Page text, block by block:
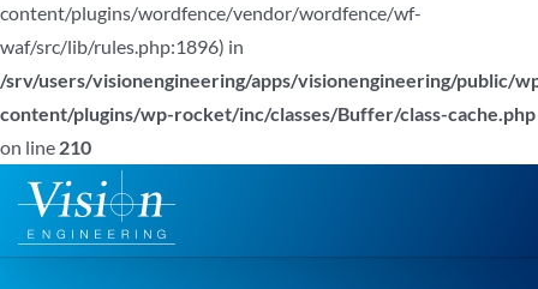
content/plugins/wordfence/vendor/wordfence/wf-
waf/src/lib/rules.php:1896) in
/srv/users/visionengineering/apps/visionengineering/public/
content/plugins/wp-rocket/inc/classes/Buffer/class-cache.php
on line 210
Zum
Inhalt
springen